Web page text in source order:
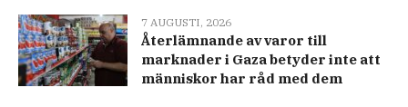
7 AUGUSTI, 2026
Återlämnande av varor till
marknader i Gaza betyder inte att
människor har råd med dem